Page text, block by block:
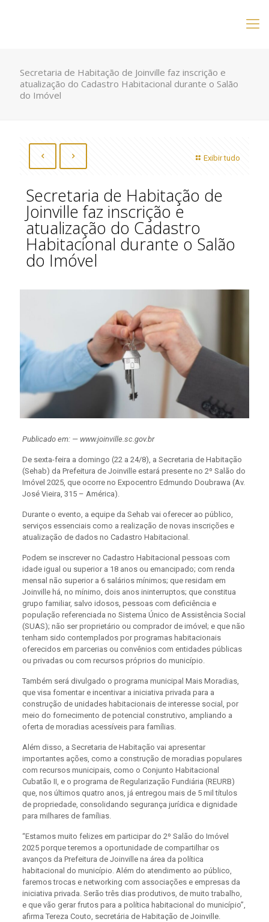
Secretaria de Habitação de Joinville faz inscrição e
atualização do Cadastro Habitacional durante o Salão
do Imóvel
Exibir tudo
Secretaria de Habitação de
Joinville faz inscrição e
atualização do Cadastro
Habitacional durante o Salão
do Imóvel
Publicado em: — www.joinville.sc.gov.br
De sexta-feira a domingo (22 a 24/8), a Secretaria de Habitação
(Sehab) da Prefeitura de Joinville estará presente no 2º Salão do
Imóvel 2025, que ocorre no Expocentro Edmundo Doubrawa (Av.
José Vieira, 315 – América).
Durante o evento, a equipe da Sehab vai oferecer ao público,
serviços essenciais como a realização de novas inscrições e
atualização de dados no Cadastro Habitacional.
Podem se inscrever no Cadastro Habitacional pessoas com
idade igual ou superior a 18 anos ou emancipado; com renda
mensal não superior a 6 salários mínimos; que residam em
Joinville há, no mínimo, dois anos ininterruptos; que constitua
grupo familiar, salvo idosos, pessoas com deficiência e
população referenciada no Sistema Único de Assistência Social
(SUAS); não ser proprietário ou comprador de imóvel; e que não
tenham sido contemplados por programas habitacionais
oferecidos em parcerias ou convênios com entidades públicas
ou privadas ou com recursos próprios do município.
Também será divulgado o programa municipal Mais Moradias,
que visa fomentar e incentivar a iniciativa privada para a
construção de unidades habitacionais de interesse social, por
meio do fornecimento de potencial construtivo, ampliando a
oferta de moradias acessíveis para famílias.
Além disso, a Secretaria de Habitação vai apresentar
importantes ações, como a construção de moradias populares
com recursos municipais, como o Conjunto Habitacional
Cubatão II, e o programa de Regularização Fundiária (REURB)
que, nos últimos quatro anos, já entregou mais de 5 mil títulos
de propriedade, consolidando segurança jurídica e dignidade
para milhares de famílias.
“Estamos muito felizes em participar do 2º Salão do Imóvel
2025 porque teremos a oportunidade de compartilhar os
avanços da Prefeitura de Joinville na área da política
habitacional do município. Além do atendimento ao público,
faremos trocas e networking com associações e empresas da
iniciativa privada. Serão três dias produtivos, de muito trabalho,
e que vão gerar frutos para a política habitacional do município”,
afirma Tereza Couto, secretária de Habitação de Joinville.